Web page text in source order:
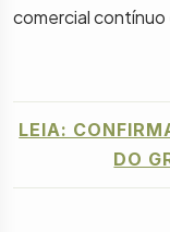
comercial contínuo
LEIA:
DO